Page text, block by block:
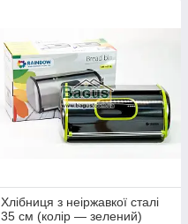
Хлібниця з неіржавкої сталі
35 см (колір — зелений)